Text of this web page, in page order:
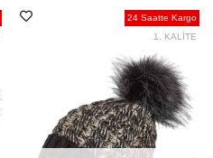
24 Saatte Kargo
1. KALİTE